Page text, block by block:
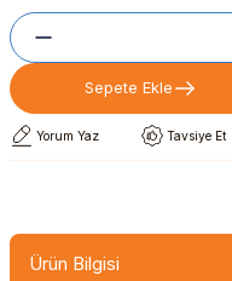
Sepete Ekle
Yorum Yaz Tavsiye Et
Ürün Bilgisi